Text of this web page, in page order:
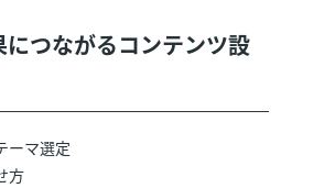
つながるコンテンツ設
ーマ選定
方